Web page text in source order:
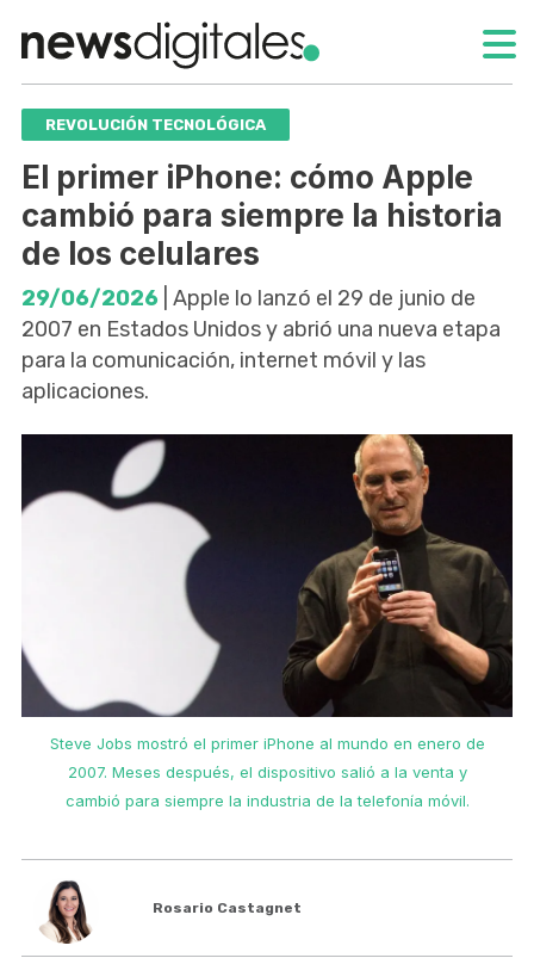
REVOLUCIÓN TECNOLÓGICA
El primer iPhone: cómo Apple
cambió para siempre la historia
de los celulares
29/06/2026 | Apple lo lanzó el 29 de junio de
2007 en Estados Unidos y abrió una nueva etapa
para la comunicación, internet móvil y las
aplicaciones.
Steve Jobs mostró el primer iPhone al mundo en enero de
2007. Meses después, el dispositivo salió a la venta y
cambió para siempre la industria de la telefonía móvil.
Rosario Castagnet